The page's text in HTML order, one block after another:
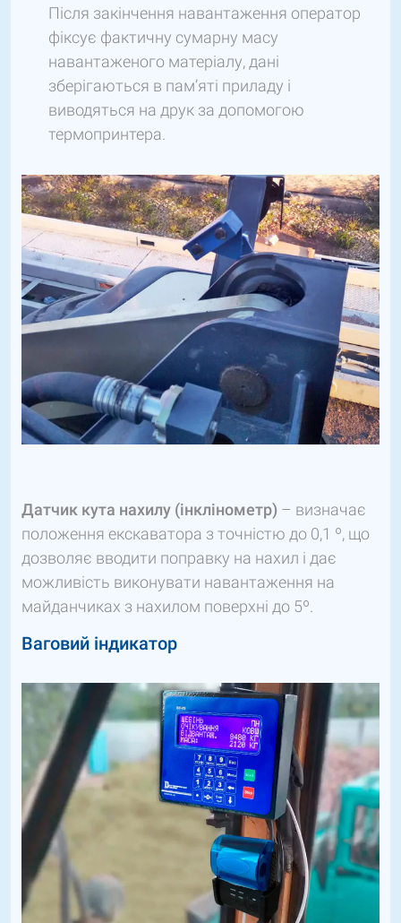
Після закінчення навантаження оператор
фіксує фактичну сумарну масу
навантаженого матеріалу, дані
зберігаються в пам’яті приладу і
виводяться на друк за допомогою
термопринтера.
Датчик кута нахилу (інклінометр) – визначає
положення екскаватора з точністю до 0,1 º, що
дозволяє вводити поправку на нахил і дає
можливість виконувати навантаження на
майданчиках з нахилом поверхні до 5º.
Ваговий індикатор